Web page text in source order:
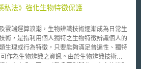
投入分項指數衡量的是顯現出創新活動的國家
大類：(1)機構，(2)人力資本與研究，(3)基礎
為兩大類：(6)知識與技術產出及(7)創意產
具有顯著市場力量(Significant market
Consumer price Index ,CPI）取代過去的零售
, RPI），讓全迴路（Fully unbundled
unbundled line），或是批發線路出租
取費用皆可降低，讓消費者可獲得更為合理
賠償費用。直接以訴訟成本之轉嫁來影響訴訟
訊更新，使專利所有權透明化，以揭露NPE藉
商代
眾議院通過創新法案的
行立法提案，稱為專利透明化與改進法案
私法》強化生物特徵保護
端運算浪潮，生物辨識技術逐漸成為日常生
術，是指利用個人獨特之生物特徵辨識個人的
生理或行為特徵，只要能夠滿足普遍性、獨特
作為生物辨識之資訊。由於生物辨識技術能